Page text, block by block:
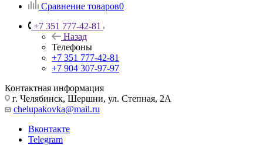
Сравнение товаров0
+7 351 777-42-81
Назад
Телефоны
+7 351 777-42-81
+7 904 307-97-97
Контактная информация
г. Челябинск, Шершни, ул. Степная, 2А
chelupakovka@mail.ru
Вконтакте
Telegram